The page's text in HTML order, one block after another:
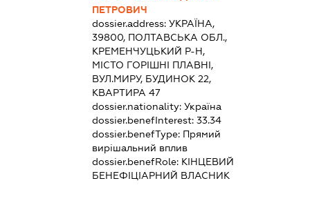
ПЕТРОВИЧ
dossier.address:УКРАЇНА,
39800, ПОЛТАВСЬКА ОБЛ.,
КРЕМЕНЧУЦЬКИЙ Р-Н,
МІСТО ГОРІШНІ ПЛАВНІ,
ВУЛ.МИРУ, БУДИНОК 22,
КВАРТИРА 47
dossier.nationality:Україна
dossier.benefInterest:33.34
dossier.benefType: Прямий
вирішальний вплив
dossier.benefRole: КІНЦЕВИЙ
БЕНЕФІЦІАРНИЙ ВЛАСНИК